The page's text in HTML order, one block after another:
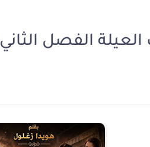
الثاني 2 بقلم هويدا زغلول